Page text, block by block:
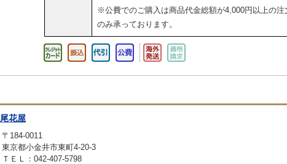
※公費でのご購入は商品代金総額が4,000円以上の注
のみ承っております。
尾花屋
〒184-0011
東京都小金井市東町4-20-3
ＴＥＬ：042-407-5798